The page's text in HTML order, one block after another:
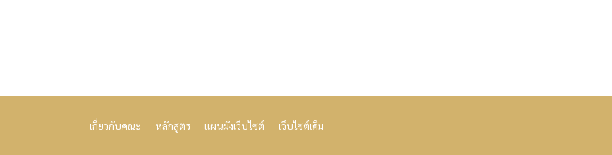
เกี่ยวกับคณะ หลักสูตร แผนผังเว็บไซต์ เว็บไซต์เดิม